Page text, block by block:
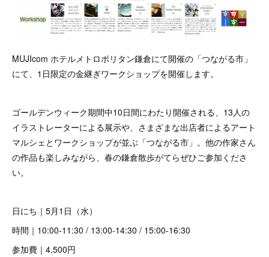
MUJIcom ホテルメトロポリタン鎌倉にて開催の「つながる市」
にて、1日限定の金継ぎワークショップを開催します。
ゴールデンウィーク期間中10日間にわたり開催される、13人の
イラストレーターによる展示や、さまざまな出店者によるアート
マルシェとワークショップが並ぶ「つながる市」。他の作家さん
の作品も楽しみながら、春の鎌倉散歩がてらぜひご参加くださ
い。
日にち｜5月1日（水）
時間｜10:00-11:30 / 13:00-14:30 / 15:00-16:30
参加費｜4,500円